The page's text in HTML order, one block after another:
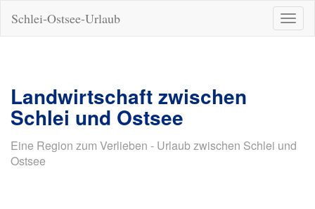
ein-/
Schlei-Ostsee-Urlaub
Landwirtschaft zwischen
Schlei und Ostsee
Eine Region zum Verlieben - Urlaub zwischen Schlei und
Ostsee